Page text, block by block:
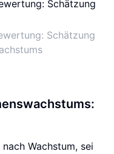
Schätzung
Wachstum, sei